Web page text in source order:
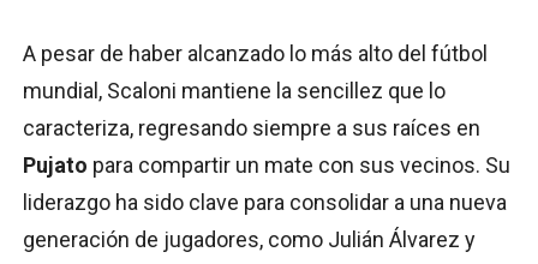
A pesar de haber alcanzado lo más alto del fútbol
mundial, Scaloni mantiene la sencillez que lo
caracteriza, regresando siempre a sus raíces en
Pujato para compartir un mate con sus vecinos. Su
liderazgo ha sido clave para consolidar a una nueva
generación de jugadores, como Julián Álvarez y